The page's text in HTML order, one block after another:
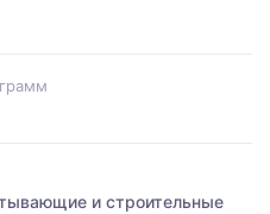
и строительные